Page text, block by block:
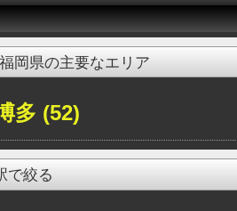
福岡県の主要なエリア
多 (52)
で絞る